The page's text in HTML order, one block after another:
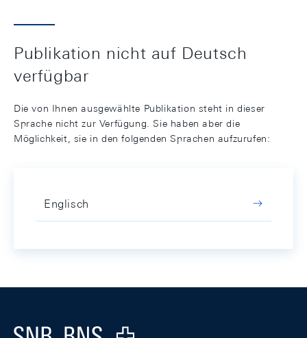
Publikation nicht auf Deutsch
verfügbar
Die von Ihnen ausgewählte Publikation steht in dieser
Sprache nicht zur Verfügung. Sie haben aber die
Möglichkeit, sie in den folgenden Sprachen aufzurufen:
Englisch
Logo